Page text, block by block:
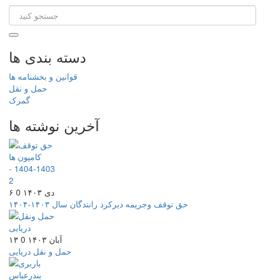
دسته بندی ها
قوانین و بخشنامه ها
حمل و نقل
گمرک
آخرین نوشته ها
۶ دی ۱۴۰۳
0
حق توقف وجریمه دیرکرد رانندگان سال ۱۴۰۳-۱۴۰۴
۱۳ آبان ۱۴۰۳
0
حمل و نقل دریایی